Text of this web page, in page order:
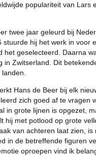
populariteit van Lars
twee jaar geleurd bij
hij het werk in voor
het geselecteerd. Daarna
in Zwitserland. Dit
Hans de Beer bij elk
zich goed af te vragen
in grote lijnen is opgezet,
hij met potlood op grote
van achteren laat zien, is
in de betreffende figuren
oproepen vind ik